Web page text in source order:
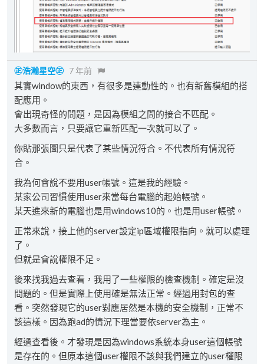
㊣浩瀚星空㊣ 7 年前
其實window的東西，有很多是連動性的。也有新舊模組的搭
配應用。
會出現奇怪的問題，是因為模組之間的接合不匹配。
大多數而言，只要讓它重新匹配一次就可以了。
你貼那張圖只是代表了某些情況符合。不代表所有情況符
合。
我為何會說不要用user帳號。這是我的經驗。
某家公司習慣使用user來當每台電腦的起始帳號。
某天進來新的電腦也是用windows10的。也是用user帳號。
正常來說，接上他的server設定ip區域權限指向。就可以處理
了。
但就是會說權限不足。
後來找我過去查看，我用了一些權限的檢查機制。確定是沒
問題的。但是實際上使用確是無法正常。經過用封包的查
看。突然發現它的user對應居然是本機的安全機制，正常不
該這樣。因為跑ad的情況下理當要依server為主。
經過查看後。才發現是因為windows系統本身user這個帳號
是存在的。但原本這個user權限不該與我們建立的user權限